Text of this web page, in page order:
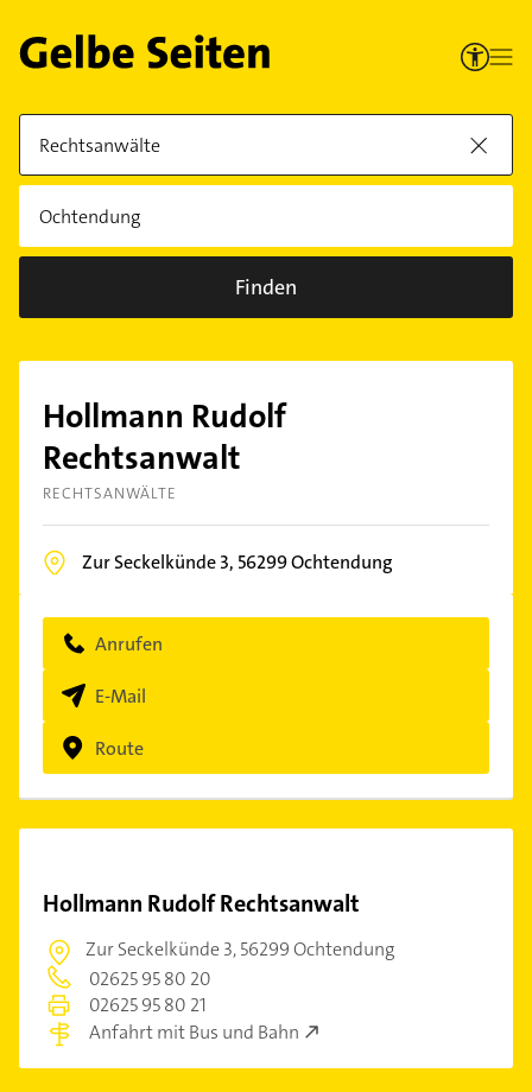
Finden
Hollmann Rudolf
Rechtsanwalt
RECHTSANWÄLTE
Zur Seckelkünde 3, 56299Ochtendung
Anrufen
E-Mail
Route
Hollmann Rudolf Rechtsanwalt
Zur Seckelkünde 3,56299 Ochtendung
02625 95 80 20
02625 95 80 21
Anfahrt mit Bus und Bahn